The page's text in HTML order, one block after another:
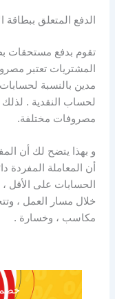
الدفع المتعلق ببطاقة
لحساب النقدية .
مصروفات مختلفة.
و بهذا يتضح لك أن
أن المعاملة المفردة
الحسابات على الأقل
خلال مسار العمل ،
مكاسب ، وخسارة .
خصم